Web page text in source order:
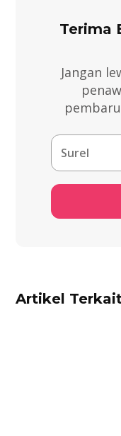
Terima
Jangan
Artikel